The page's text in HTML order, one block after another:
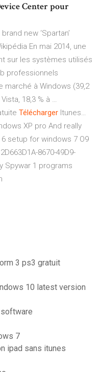
Center pour
new ‘Spartan’
En mai 2014, une
sur les systèmes utilisés
professionnels
marché à Windows (39,2
18,3 % à …
Télécharger Itunes…
XP pro And really
setup for windows 7 O9
8670-49D9-
Spywar 1 programs
3 ps3 gratuit
10 latest version
7
ipad sans itunes